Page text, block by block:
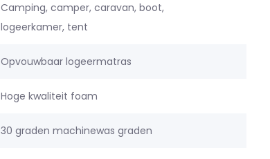
Camping, camper, caravan, boot,
logeerkamer, tent
Opvouwbaar logeermatras
Hoge kwaliteit foam
30 graden machinewas graden